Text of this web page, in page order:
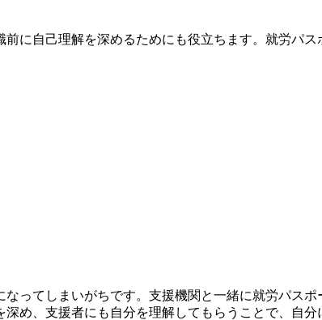
に自己理解を深めるためにも役立ちます。就労パ
ってしまいがちです。支援機関と一緒に就労パス
め、支援者にも自分を理解してもらうことで、自